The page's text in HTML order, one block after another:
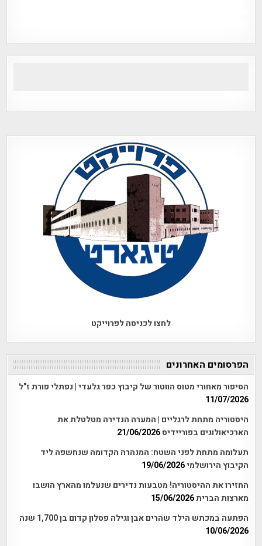
לחצו לכניסה לפרוייקט
הפרסומים האחרונים
הסיפור מאחורי מטוס הווטור של קיבוץ כפר גלעדי | נפתלי פורת ז"ל
11/07/2026
היסטוריה מתחת לרגליים | המערה הנדירה מטלטלת את
הארכיאולוגים בפוריידיס21/06/2026
תעלומה מתחת לפני השטח: המנהרה הקדומה שנחשפה ליד
הקיבוץ הירושלמי19/06/2026
החזירו את ההיסטוריה! מטבעות נדירים שנעלמו מהארץ הושבו
מארצות הברית15/06/2026
הפתעה במכתש הילד שהרים אבן וגילה פסלון קדום בן 1,700 שנה
10/06/2026